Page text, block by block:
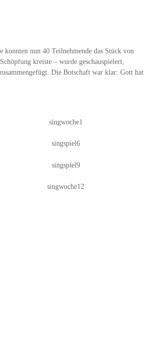
konnten nun 40 Teilnehmende das Stück von
kreiste – wurde geschauspielert,
Die Botschaft war klar: Gott hat